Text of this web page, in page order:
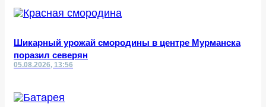
Шикарный урожай смородины в центре Мурманска
поразил северян
05.08.2026, 13:56